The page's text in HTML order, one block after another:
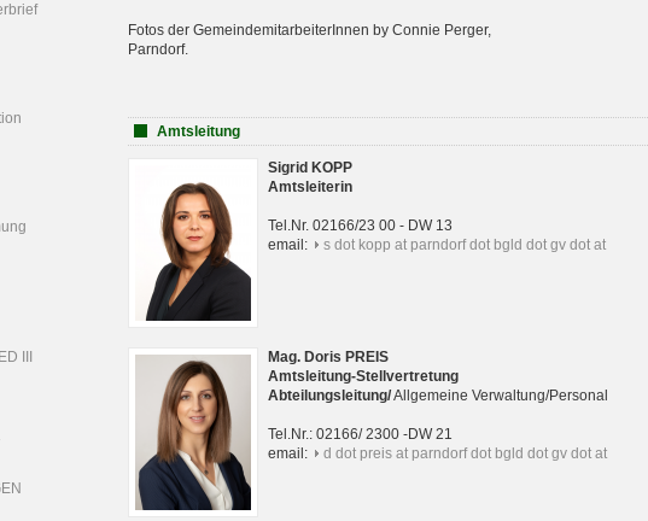
III
Fotos der GemeindemitarbeiterInnen by Connie Perger,
Parndorf.
Amtsleitung
Sigrid KOPP
Amtsleiterin
Tel.Nr. 02166/23 00 - DW 13
email:
s dot kopp at parndorf dot bgld dot gv dot at
Mag. Doris PREIS
Amtsleitung-Stellvertretung
Abteilungsleitung/Allgemeine Verwaltung/Personal
Tel.Nr.: 02166/ 2300 -DW 21
email:
d dot preis at parndorf dot bgld dot gv dot at